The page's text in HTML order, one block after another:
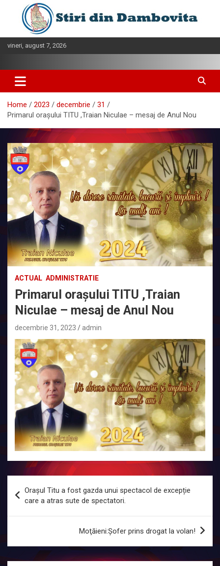
content
vineri, august 7, 2026
Home 2023 decembrie
31
Primarul orașului TITU ,Traian Niculae – mesaj de Anul Nou
ACTUAL ADMINISTRATIE
Primarul orașului TITU ,Traian
Niculae – mesaj de Anul Nou
decembrie 31, 2023 admin
în
articole
Orașul Titu a fost gazda unui spectacol de excepție
care a atras sute de spectatori.
Moţăieni:Şofer prins drogat la volan!